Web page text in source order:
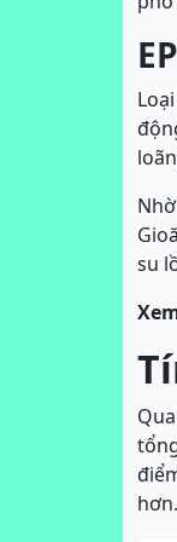
su
hơn.